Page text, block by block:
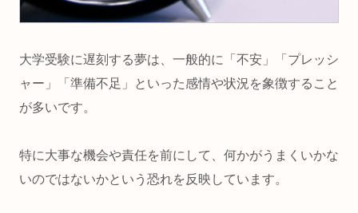
大学受験に遅刻する夢は、一般的に「不安」「プレッシ
ャー」「準備不足」といった感情や状況を象徴すること
が多いです。
特に大事な機会や責任を前にして、 何かがうまくいかな
いのではないかという恐れを反映しています。